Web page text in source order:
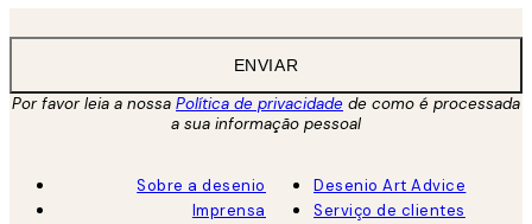
ENVIAR
Por favor leia a nossa Política de privacidade de como é processada
a sua informação pessoal
Sobre a desenio
Imprensa
Desenio Art Advice
Serviço de clientes